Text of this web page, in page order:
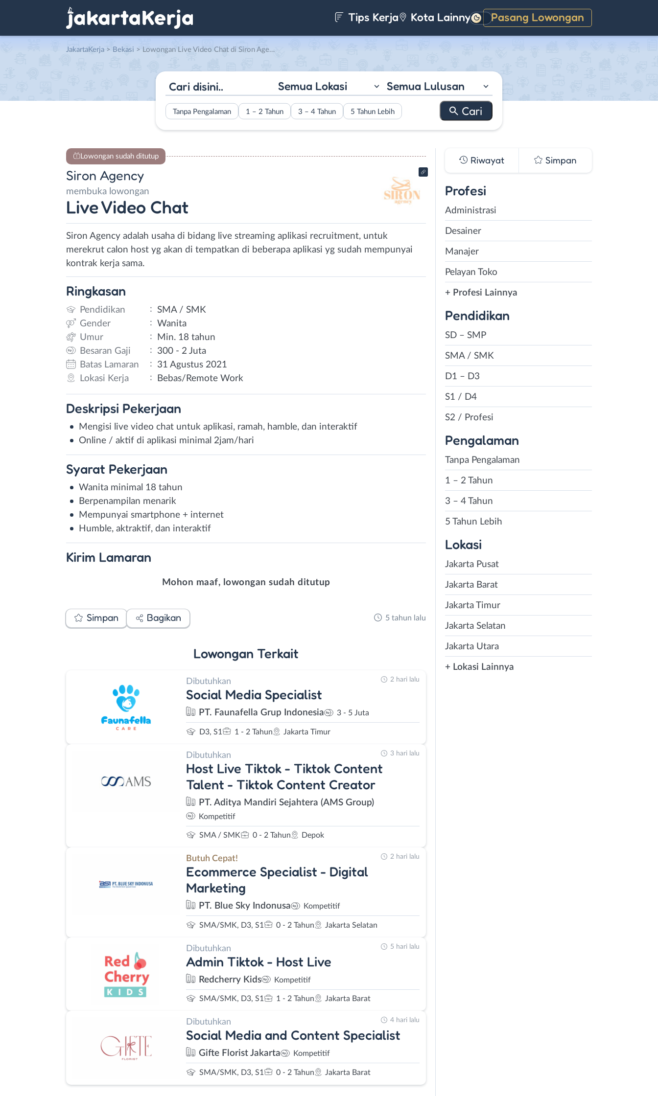
Tips Kerja Kota Lainnya Pasang Lowongan
Gelap
JakartaKerja > Bekasi > Lowongan Live Video Chat di Siron Agency
Semua Lokasi Semua Lulusan
Tanpa Pengalaman 1 – 2 Tahun 3 – 4 Tahun 5 Tahun Lebih
Lowongan sudah ditutup
Siron Agency
membuka lowongan
Live Video Chat
Siron Agency adalah usaha di bidang live streaming aplikasi recruitment, untuk
merekrut calon host yg akan di tempatkan di beberapa aplikasi yg sudah mempunyai
kontrak kerja sama.
Ringkasan
Pendidikan : SMA / SMK
Gender
: Wanita
Umur
:
Min. 18 tahun
Besaran Gaji
:
300 - 2 Juta
Batas Lamaran
:
31 Agustus 2021
Lokasi Kerja
: Bebas/Remote Work
Deskripsi Pekerjaan
Mengisi live video chat untuk aplikasi, ramah, hamble, dan interaktif
Online / aktif di aplikasi minimal 2jam/hari
Syarat Pekerjaan
Wanita minimal 18 tahun
Berpenampilan menarik
Mempunyai smartphone + internet
Humble, aktraktif, dan interaktif
Kirim Lamaran
Mohon maaf, lowongan sudah ditutup
Simpan Bagikan 5 tahun lalu
Lowongan Terkait
Dibutuhkan
Social Media Specialist
PT. Faunafella Grup Indonesia 3 - 5 Juta
D3, S1 1 - 2 Tahun Jakarta Timur
2 hari lalu
Dibutuhkan
Host Live Tiktok - Tiktok Content
Talent - Tiktok Content Creator
PT. Aditya Mandiri Sejahtera (AMS Group)
Kompetitif
SMA / SMK 0 - 2 Tahun Depok
3 hari lalu
Butuh Cepat!
Ecommerce Specialist - Digital
Marketing
PT. Blue Sky Indonusa Kompetitif
SMA/SMK, D3, S1 0 - 2 Tahun Jakarta Selatan
2 hari lalu
Dibutuhkan
Admin Tiktok - Host Live
Redcherry Kids Kompetitif
SMA/SMK, D3, S1 1 - 2 Tahun Jakarta Barat
5 hari lalu
Dibutuhkan
Social Media and Content Specialist
Gifte Florist Jakarta Kompetitif
SMA/SMK, D3, S1 0 - 2 Tahun Jakarta Barat
4 hari lalu
Riwayat Simpan
Profesi
Administrasi
Desainer
Manajer
Pelayan Toko
+ Profesi Lainnya
Pendidikan
SD – SMP
SMA / SMK
D1 – D3
S1 / D4
S2 / Profesi
Pengalaman
Tanpa Pengalaman
1 – 2 Tahun
3 – 4 Tahun
5 Tahun Lebih
Lokasi
Jakarta Pusat
Jakarta Barat
Jakarta Timur
Jakarta Selatan
Jakarta Utara
+ Lokasi Lainnya